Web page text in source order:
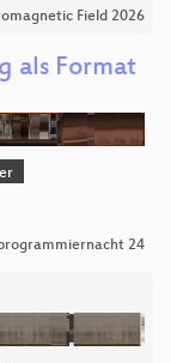
Field 2026
als Format
24